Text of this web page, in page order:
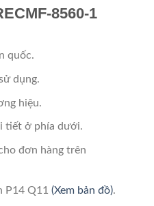
8560-1
quốc.
dụng.
hiệu.
tiết ở phía dưới.
đơn hàng trên
P14 Q11 (Xem bản đồ).